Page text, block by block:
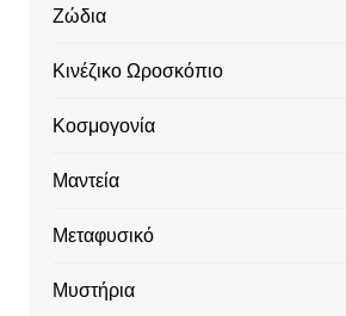
Ζώδια
Κινέζικο Ωροσκόπιο
Κοσμογονία
Μαντεία
Μεταφυσικό
Μυστήρια